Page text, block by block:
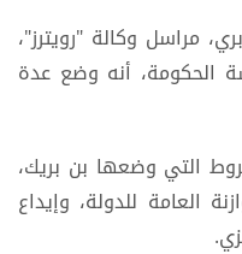
مراسل وكالة "رويترز"،
الحكومة، أنه وضع عدة
التي وضعها بن بريك،
العامة للدولة، وإيداع